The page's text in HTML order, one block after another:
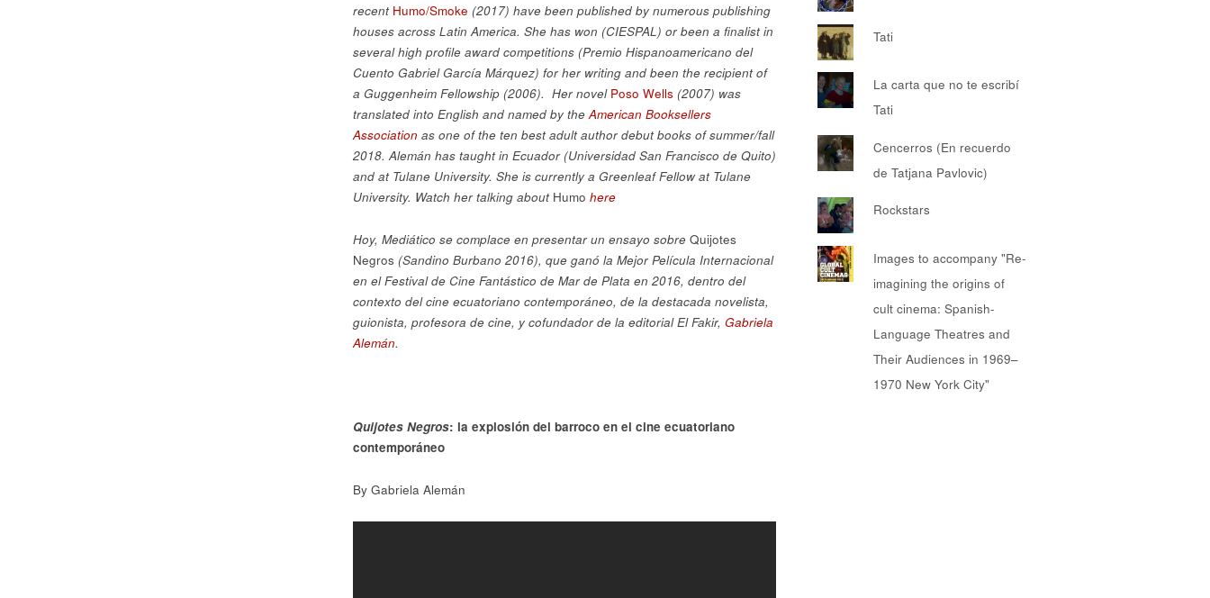
recent Humo/Smoke (2017) have been published by numerous publishing
houses across Latin America. She has won (CIESPAL) or been a finalist in
several high profile award competitions (Premio Hispanoamericano del
Cuento Gabriel García Márquez) for her writing and been the recipient of
a Guggenheim Fellowship (2006). Her novel Poso Wells (2007) was
translated into English and named by the American Booksellers
Association as one of the ten best adult author debut books of summer/fall
2018. Alemán has taught in Ecuador (Universidad San Francisco de Quito)
and at Tulane University. She is currently a Greenleaf Fellow at Tulane
University. Watch her talking about Humo here
Hoy, Mediático se complace en presentar un ensayo sobre Quijotes
Negros (Sandino Burbano 2016), que ganó la Mejor Película Internacional
en el Festival de Cine Fantástico de Mar de Plata en 2016, dentro del
contexto del cine ecuatoriano contemporáneo, de la destacada novelista,
guionista, profesora de cine, y cofundador de la editorial El Fakir, Gabriela
Alemán.
Quijotes Negros: la explosión del barroco en el cine ecuatoriano
contemporáneo
By Gabriela Alemán
Tati
La carta que no te escribí
Tati
Cencerros (En recuerdo
de Tatjana Pavlovic)
Rockstars
Images to accompany "Re-
imagining the origins of
cult cinema: Spanish-
Language Theatres and
Their Audiences in 1969–
1970 New York City"